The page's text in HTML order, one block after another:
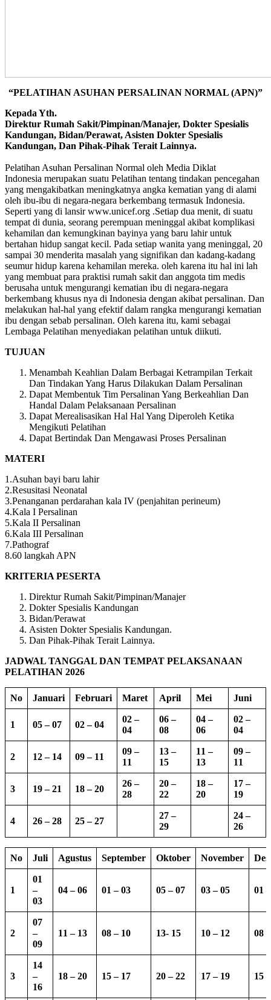
“PELATIHAN ASUHAN PERSALINAN NORMAL (APN)”
Kepada Yth.
Direktur Rumah Sakit/Pimpinan/Manajer, Dokter Spesialis
Kandungan, Bidan/Perawat, Asisten Dokter Spesialis
Kandungan, Dan Pihak-Pihak Terait Lainnya.
Pelatihan Asuhan Persalinan Normal oleh Media Diklat
Indonesia merupakan suatu Pelatihan tentang tindakan pencegahan
yang mengakibatkan meningkatnya angka kematian yang di alami
oleh ibu-ibu di negara-negara berkembang termasuk Indonesia.
Seperti yang di lansir www.unicef.org .Setiap dua menit, di suatu
tempat di dunia, seorang perempuan meninggal akibat komplikasi
kehamilan dan kemungkinan bayinya yang baru lahir untuk
bertahan hidup sangat kecil. Pada setiap wanita yang meninggal, 20
sampai 30 menderita masalah yang signifikan dan kadang-kadang
seumur hidup karena kehamilan mereka. oleh karena itu hal ini lah
yang membuat para praktisi rumah sakit dan anggota tim medis
berusaha untuk mengurangi kematian ibu di negara-negara
berkembang khusus nya di Indonesia dengan akibat persalinan. Dan
melakukan hal-hal yang efektif dalam rangka mengurangi kematian
ibu dengan sebab persalinan. Oleh karena itu, kami sebagai
Lembaga Pelatihan menyediakan pelatihan untuk diikuti.
TUJUAN
Menambah Keahlian Dalam Berbagai Ketrampilan Terkait
Dan Tindakan Yang Harus Dilakukan Dalam Persalinan
Dapat Membentuk Tim Persalinan Yang Berkeahlian Dan
Handal Dalam Pelaksanaan Persalinan
Dapat Merealisasikan Hal Hal Yang Diperoleh Ketika
Mengikuti Pelatihan
Dapat Bertindak Dan Mengawasi Proses Persalinan
MATERI
1.Asuhan bayi baru lahir
2.Resusitasi Neonatal
3.Penanganan perdarahan kala IV (penjahitan perineum)
4.Kala I Persalinan
5.Kala II Persalinan
6.Kala III Persalinan
7.Pathograf
8.60 langkah APN
KRITERIA PESERTA
Direktur Rumah Sakit/Pimpinan/Manajer
Dokter Spesialis Kandungan
Bidan/Perawat
Asisten Dokter Spesialis Kandungan.
Dan Pihak-Pihak Terait Lainnya.
JADWAL TANGGAL DAN TEMPAT PELAKSANAAN
PELATIHAN 2026
No Januari Februari Maret April Mei Juni
1 05 – 07 02 – 04
02 –
04
06 –
08
04 –
06
02 –
04
2 12 – 14 09 – 11
09 –
11
13 –
15
11 –
13
09 –
11
3 19 – 21 18 – 20
26 –
28
20 –
22
18 –
20
17 –
19
4 26 – 28 25 – 27
27 –
29
24 –
26
No Juli Agustus September Oktober November
1
01
–
03
04 – 06 01 – 03 05 – 07 03 – 05 01
2
07
–
09
11 – 13 08 – 10 13- 15 10 – 12 08
3
14
–
16
18 – 20 15 – 17 20 – 22 17 – 19 15